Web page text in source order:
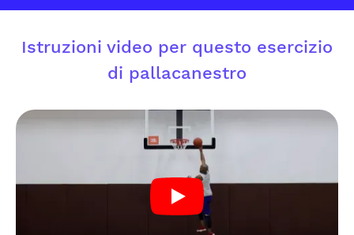
Istruzioni video per questo esercizio
di pallacanestro